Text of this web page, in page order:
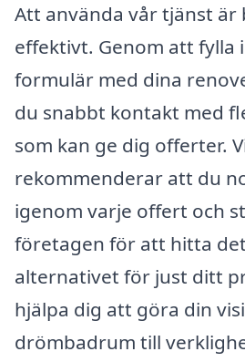
Att använda vår tjänst är
effektivt. Genom att fylla
formulär med dina
du snabbt kontakt med
som kan ge dig offerter.
rekommenderar att du
igenom varje offert och
företagen för att hitta
alternativet för just ditt
hjälpa dig att göra din
drömbadrum till